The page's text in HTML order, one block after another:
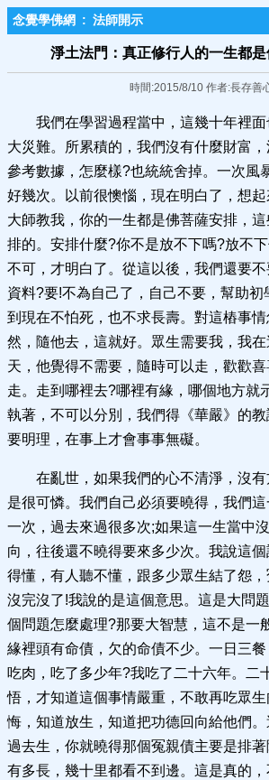
念覺學佛網 : 法師開示
淨土法門：真正修行人的一生都
時間:2015/8/10 作者:長存善
我們在學習過程當中，這幾十年裡面
大災難。所累積的，我們沒有什麼財富
參考數據，怎麼樣?也統統舍掉。一次風
好幾次。以前很懊惱，現在明白了，想
大師教我，你的一生都是佛菩薩安排，
排的。安排什麼?你不是放不下嗎?放不
不可，才明白了。從這以後，我們還要
資料?要!不為自己了，自己不要，幫助初
到現在不怕死，也不求長壽。對這樁事
然，隨他去，這就好。眾生需要我，我
天，他覺得不需要，隨時可以走，歡歡
走。走到哪裡去?哪裡有緣，哪個地方就
執著，不可以分別，我們得《華嚴》的
要明理，在事上才會事事無礙。
在亂世，如果我們的心不清淨，沒
是很可憐。我們自己必須要曉得，我們
一次，過去來過很多次;如果這一生當中
向，往後還不曉得要來多少次。我說這
得懂，有人聽不懂，跟多少眾生結了怨
沒完沒了!我說的是這個意思。這是大問
個問題怎麼處理?那要大智慧，這不是一
緣裡頭有命債，欠的命債不少。一日三餐
吃肉，吃了多少年?我吃了二十六年。二
悟，才知道這個事情嚴重，不敢再吃眾
悔，知道放生，知道把功德回向給他們
過去生，你就曉得那個冤親債主要是排
有多長，幾十里都看不到邊。這是真的